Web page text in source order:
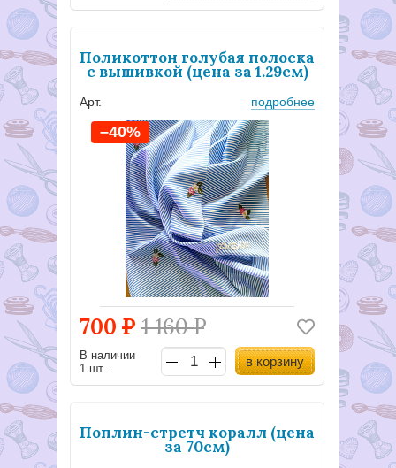
Поликоттон голубая полоска
с вышивкой (цена за 1.29см)
Арт. подробнее
700 Р 1 160Р
–40%
В наличии
1 шт..
в корзину
Поплин-стретч коралл (цена
за 70см)